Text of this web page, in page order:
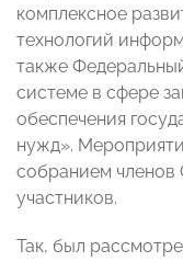
комплексное
технологий
также
системе в сфере
обеспечения
нужд».
собранием
участников.
Так, был